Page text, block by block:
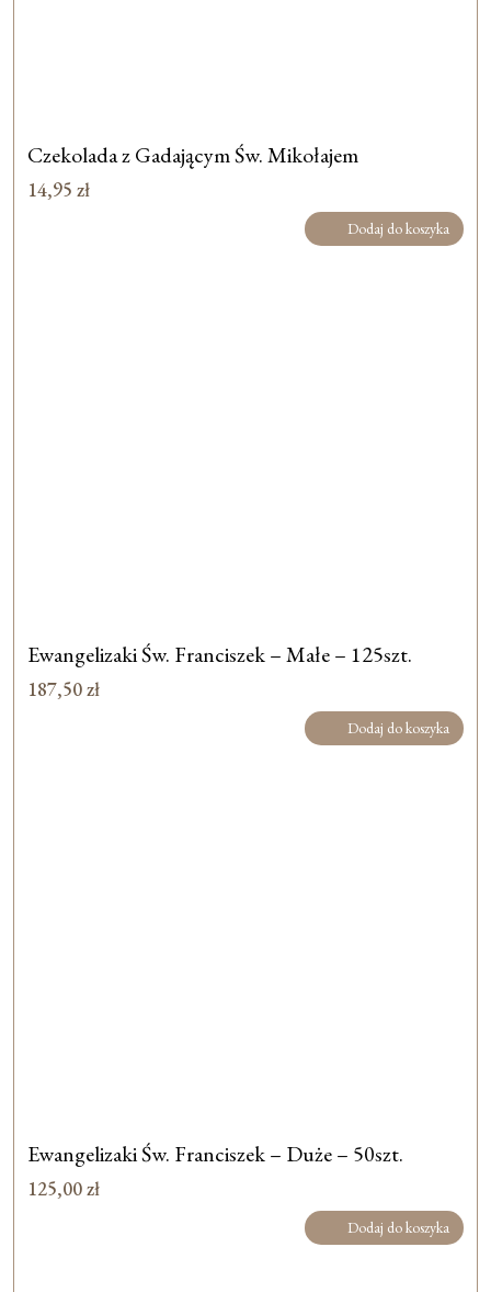
Czekolada z Gadającym Św. Mikołajem
14,95 zł
Dodaj do koszyka
Ewangelizaki Św. Franciszek – Małe – 125szt.
187,50zł
Dodaj do koszyka
Ewangelizaki Św. Franciszek – Duże – 50szt.
125,00zł
Dodaj do koszyka